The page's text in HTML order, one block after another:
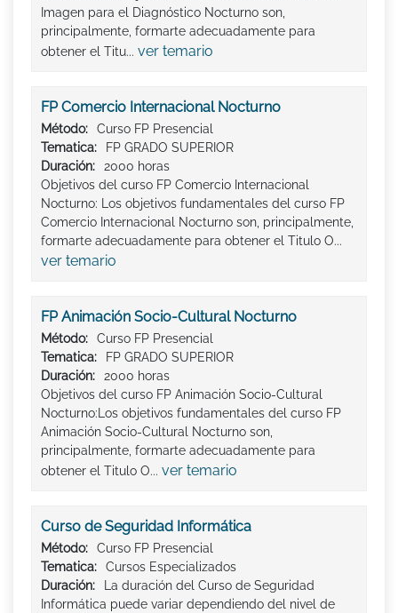
Imagen para el Diagnóstico Nocturno son,
principalmente, formarte adecuadamente para
obtener el Titu... ver temario
FP Comercio Internacional Nocturno
Método:
Curso FP Presencial
Tematica:
FP GRADO SUPERIOR
Duración:
2000 horas
Objetivos del curso FP Comercio Internacional
Nocturno: Los objetivos fundamentales del curso FP
Comercio Internacional Nocturno son, principalmente,
formarte adecuadamente para obtener el Titulo O...
ver temario
FP Animación Socio-Cultural Nocturno
Método:
Curso FP Presencial
Tematica:
FP GRADO SUPERIOR
Duración:
2000 horas
Objetivos del curso FP Animación Socio-Cultural
Nocturno:Los objetivos fundamentales del curso FP
Animación Socio-Cultural Nocturno son,
principalmente, formarte adecuadamente para
obtener el Titulo O... ver temario
Curso de Seguridad Informática
Método:
Curso FP Presencial
Tematica:
Cursos Especializados
Duración:
La duración del Curso de Seguridad
Informática puede variar dependiendo del nivel de